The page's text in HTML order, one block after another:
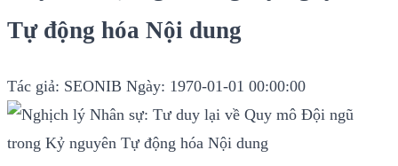
Tự động hóa Nội dung
Tác giả: SEONIB Ngày: 1970-01-01 00:00:00